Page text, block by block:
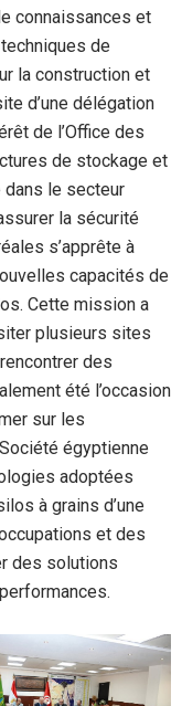
connaissances et
de
la construction et
d’une délégation
de l’Office des
de stockage et
dans le secteur
la sécurité
s’apprête à
capacités de
Cette mission a
plusieurs sites
des
été l’occasion
sur les
égyptienne
adoptées
à grains d’une
et des
des solutions